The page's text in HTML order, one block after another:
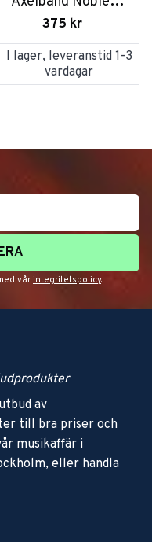
Rose
375 kr
I lager, leveranstid 1-3
vardagar
vår integritetspolicy.
av
till bra priser och
musikaffär i
eller handla